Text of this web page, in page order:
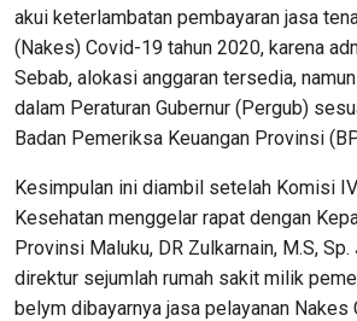
akui keterlambatan pembayaran jasa
(Nakes) Covid-19 tahun 2020, karena
Sebab, alokasi anggaran tersedia,
dalam Peraturan Gubernur (Pergub)
Badan Pemeriksa Keuangan Provinsi
Kesimpulan ini diambil setelah Komisi
Kesehatan menggelar rapat dengan
Provinsi Maluku, DR Zulkarnain, M.S,
direktur sejumlah rumah sakit milik
belym dibayarnya jasa pelayanan Nakes